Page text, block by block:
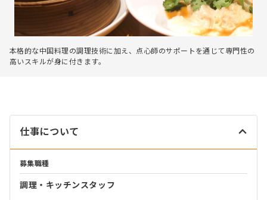
本格的な中国料理の調理技術に加え、点心師のサポートを通じて専門性の
高いスキルが身に付きます。
仕事について
募集職種
調理・キッチンスタッフ